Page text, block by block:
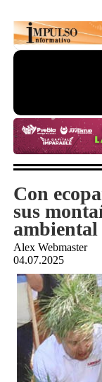
Con
sus
ambiental
Alex Webmaster
04.07.2025